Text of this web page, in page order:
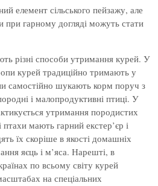
елемент сільського пейзажу, але
при гарному догляді можуть стати
різні способи утримання курей. У
курей традиційно тримають у
самостійно шукають корм поруч з
і малопродуктивні птиці. У
утримання породистих
мають гарний екстер’єр і
їх скоріше в якості домашніх
яєць і м’яса. Нарешті, в
по всьому світу курей
на спеціальних